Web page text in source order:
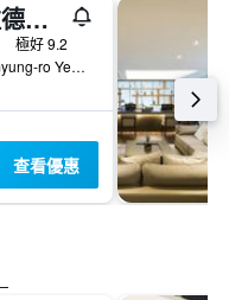
首爾康拉德酒店
極好 9.2
10 Gukjegeumyung-ro Yeouido, 首爾, 韓國
查看優惠